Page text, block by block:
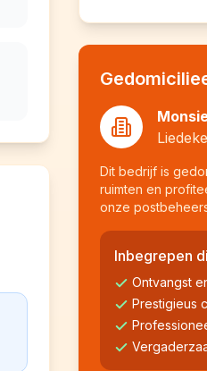
Dit bedrijf is
ruimten en
onze
Inbegrepen
Ontvangst
Prestigieus